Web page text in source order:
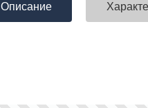
Описание